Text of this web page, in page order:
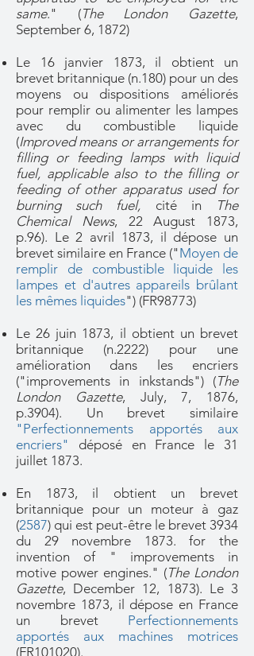
same." (The London Gazette,
September 6, 1872)
Le 16 janvier 1873, il obtient un
brevet britannique (n.180) pour un des
moyens ou dispositions améliorés
pour remplir ou alimenter les lampes
avec du combustible liquide
(Improved means or arrangements for
filling or feeding lamps with liquid
fuel, applicable also to the filling or
feeding of other apparatus used for
burning such fuel, cité in
The
Chemical News, 22 August 1873,
p.96). Le 2 avril 1873, il dépose un
brevet similaire en France (" Moyen de
remplir de combustible liquide les
lampes et d'autres appareils brûlant
les mêmes liquides") (FR98773)
Le 26 juin 1873, il obtient un brevet
britannique (n.2222) pour une
amélioration dans les encriers
("improvements in inkstands") (The
London Gazette, July, 7, 1876,
p.3904). Un brevet similaire
"Perfectionnements apportés aux
encriers"
déposé en France le 31
juillet 1873.
En 1873, il obtient un brevet
britannique pour un moteur à gaz
(2587) qui est peut-être le brevet 3934
du 29 novembre 1873. for the
invention of " improvements in
motive power engines." (The London
Gazette, December 12, 1873). Le 3
novembre 1873, il dépose en France
un brevet Perfectionnements
apportés aux machines motrices
(FR101020).